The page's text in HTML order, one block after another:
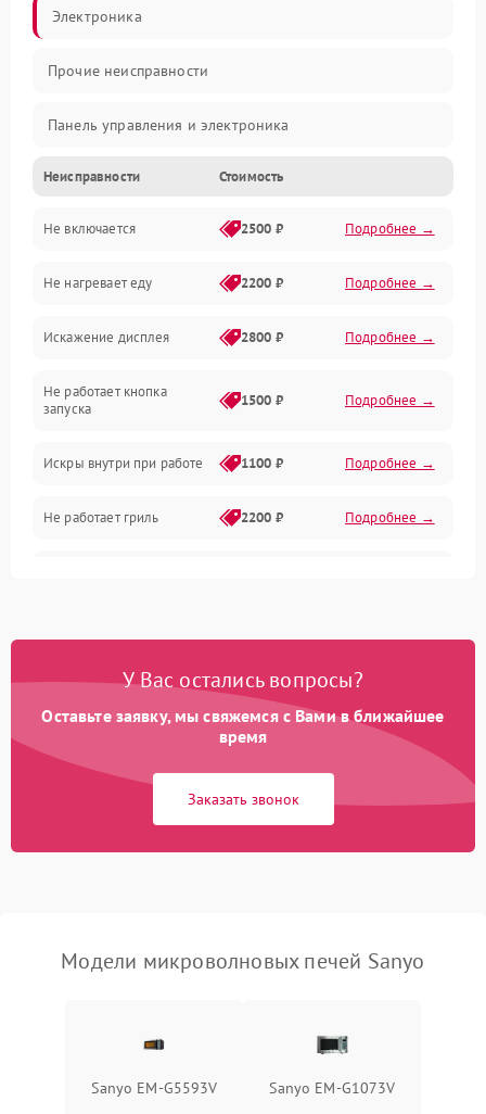
Электроника
Прочие неисправности
Панель управления и электроника
Дверца и корпус
Механика и внутренние элементы
Механические повреждения
Питание и запуск
Нагрев и приготовление
Программное обеспечение
Неисправности Стоимость
Не включается 2500 ₽ Подробнее →
Не нагревает еду 2200 ₽ Подробнее →
Искажение дисплея 2800 ₽ Подробнее →
Не работает кнопка
запуска
1500 ₽ Подробнее →
Искры внутри при работе 1100 ₽ Подробнее →
Не работает гриль 2200 ₽ Подробнее →
Появление запаха гари 2400 ₽ Подробнее →
Проблемы с вентилятором 2000 ₽
Поломка системы
охлаждения
Подробнее →
Не работают сенсорные
Сломался трансформатор Подробнее →
У Вас остались вопросы?
Оставьте заявку, мы свяжемся с Вами в ближайшее
время
Заказать звонок
Модели микроволновых печей Sanyo
Sanyo EM-G5593V Sanyo EM-G1073V